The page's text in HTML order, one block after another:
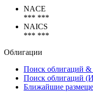
Коды
*** ***
*** ***
Облигации